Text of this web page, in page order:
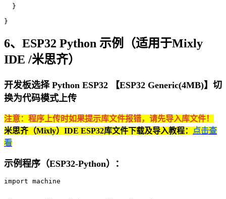
  }
}
6、ESP32 Python 示例（适用于Mixly
IDE /米思齐）
开发板选择 Python ESP32 【ESP32 Generic(4MB)】切
换为代码模式上传
注意：程序上传时如果提示库文件报错，请先导入库文件！
米思齐（Mixly）IDE ESP32库文件下载及导入教程：
点击查
看
示例程序（ESP32-Python）：
import machine